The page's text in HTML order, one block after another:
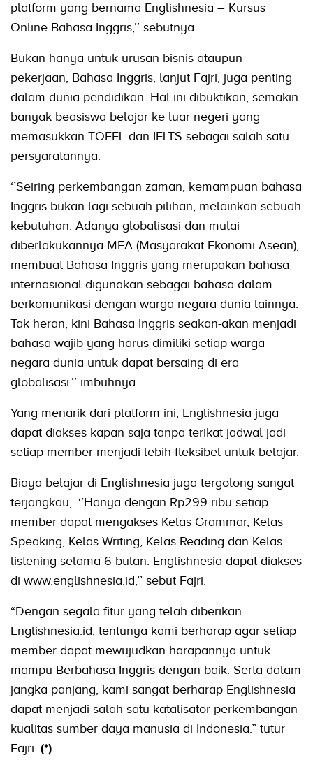
platform yang bernama Englishnesia – Kursus
Online Bahasa Inggris,’’ sebutnya.
Bukan hanya untuk urusan bisnis ataupun
pekerjaan, Bahasa Inggris, lanjut Fajri, juga penting
dalam dunia pendidikan. Hal ini dibuktikan, semakin
banyak beasiswa belajar ke luar negeri yang
memasukkan TOEFL dan IELTS sebagai salah satu
persyaratannya.
‘’Seiring perkembangan zaman, kemampuan bahasa
Inggris bukan lagi sebuah pilihan, melainkan sebuah
kebutuhan. Adanya globalisasi dan mulai
diberlakukannya MEA (Masyarakat Ekonomi Asean),
membuat Bahasa Inggris yang merupakan bahasa
internasional digunakan sebagai bahasa dalam
berkomunikasi dengan warga negara dunia lainnya.
Tak heran, kini Bahasa Inggris seakan-akan menjadi
bahasa wajib yang harus dimiliki setiap warga
negara dunia untuk dapat bersaing di era
globalisasi.’’ imbuhnya.
Yang menarik dari platform ini, Englishnesia juga
dapat diakses kapan saja tanpa terikat jadwal jadi
setiap member menjadi lebih fleksibel untuk belajar.
Biaya belajar di Englishnesia juga tergolong sangat
terjangkau,. ‘’Hanya dengan Rp299 ribu setiap
member dapat mengakses Kelas Grammar, Kelas
Speaking, Kelas Writing, Kelas Reading dan Kelas
listening selama 6 bulan. Englishnesia dapat diakses
di www.englishnesia.id,’’ sebut Fajri.
“Dengan segala fitur yang telah diberikan
Englishnesia.id, tentunya kami berharap agar setiap
member dapat mewujudkan harapannya untuk
mampu Berbahasa Inggris dengan baik. Serta dalam
jangka panjang, kami sangat berharap Englishnesia
dapat menjadi salah satu katalisator perkembangan
kualitas sumber daya manusia di Indonesia.” tutur
Fajri. (*)